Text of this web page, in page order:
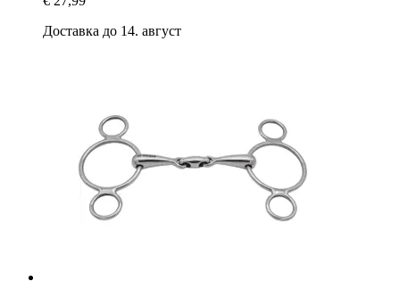
Доставка до 14. август